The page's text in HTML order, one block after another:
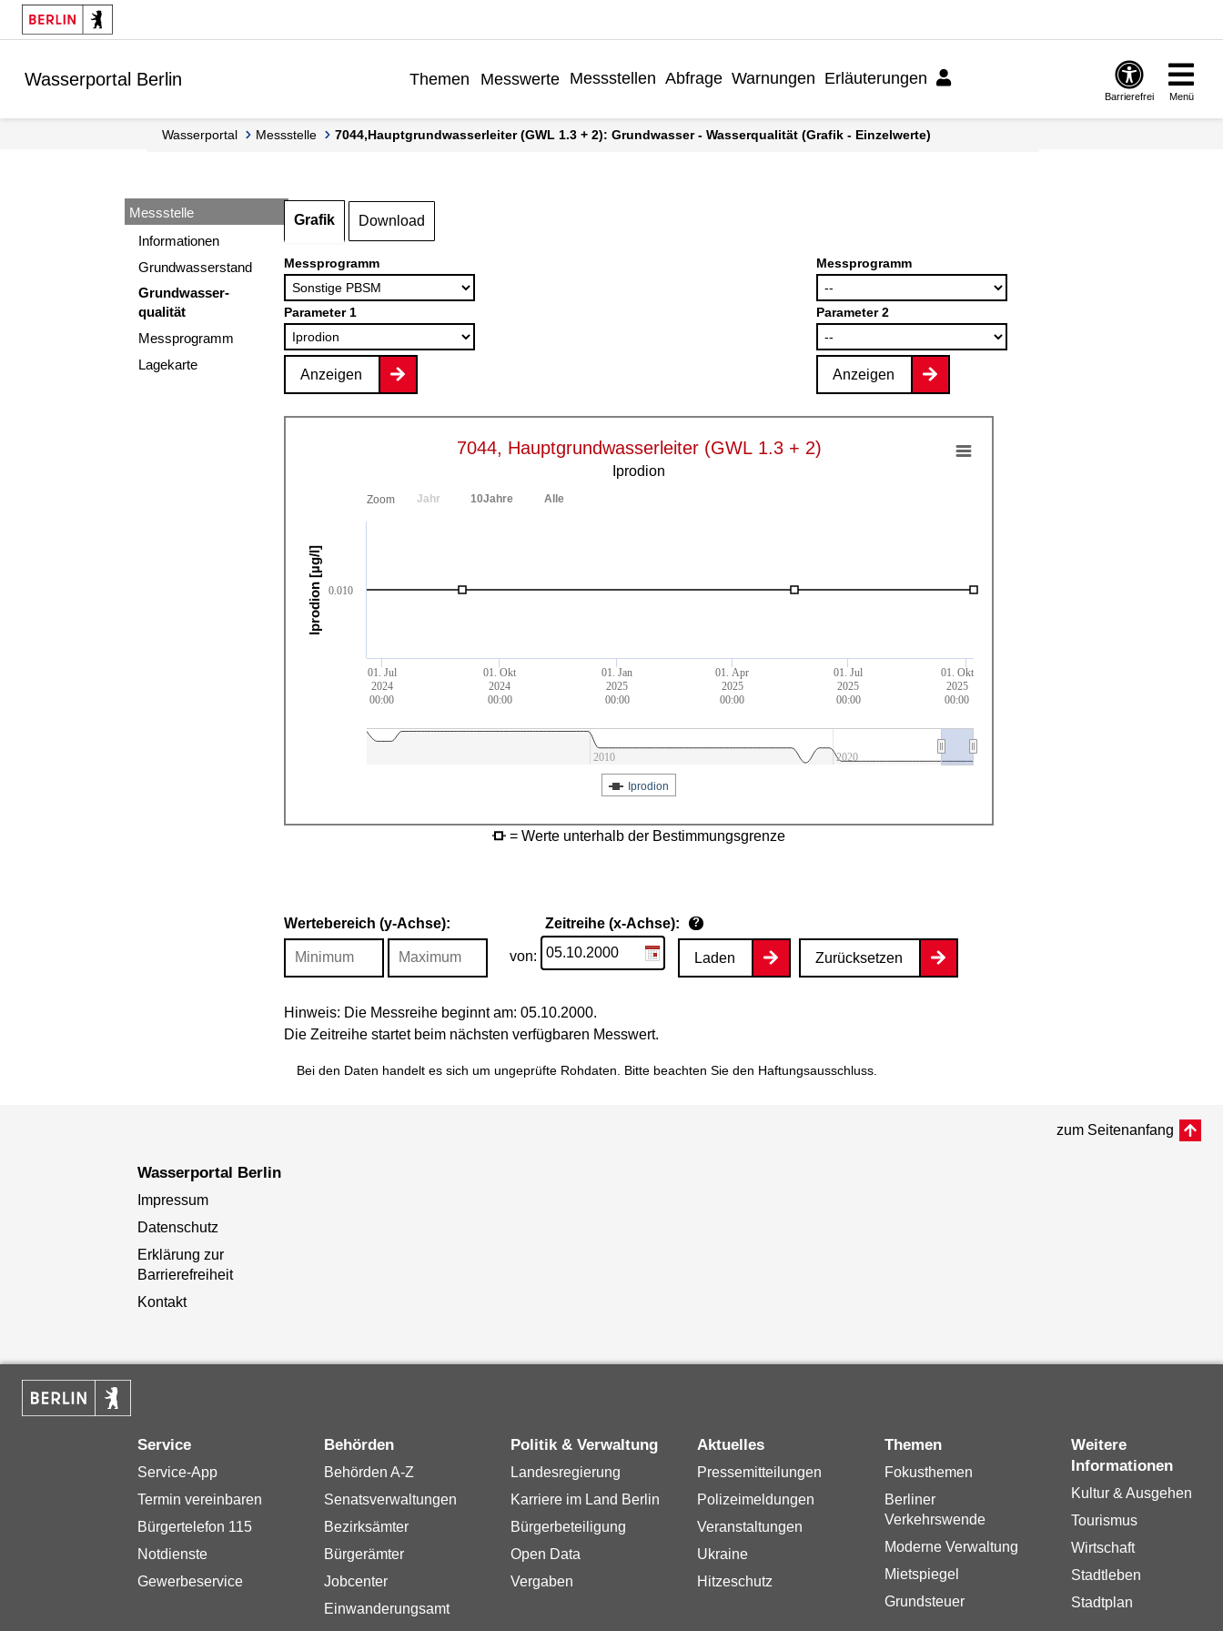
Springe zur Navigation
Springe zum Inhalt
Wasserportal Berlin Themen Messwerte Messstellen Abfrage Warnungen Erläuterungen
Barrierefrei Menü
Wasserportal Messstelle 7044,Hauptgrundwasserleiter (GWL 1.3 + 2): Grundwasser - Wasserqualität (Grafik - Einzelwerte)
Messstelle
Informationen
Grundwasserstand
Grundwasser-
qualität
Messprogramm
Lagekarte
Grafik Download
Messprogramm
Parameter 1
Anzeigen
Messprogramm
Parameter 2
Anzeigen
Iprodion [µg/l]
7044, Hauptgrundwasserleiter (GWL 1.3 + 2)
Iprodion
01. Jul
2024
00:00
01. Jan
2025
00:00
01. Jul
2025
00:00
01. Okt
2024
00:00
01. Apr
2025
00:00
01. Okt
2025
00:00
2010 2020
0.010
Zoom Jahr 10Jahre Alle
Iprodion
= Werte unterhalb der Bestimmungsgrenze
Wertebereich (y-Achse): Zeitreihe (x-Achse): ?
von: Laden Zurücksetzen
Hinweis: Die Messreihe beginnt am: 05.10.2000.
Die Zeitreihe startet beim nächsten verfügbaren Messwert.
Bei den Daten handelt es sich um ungeprüfte Rohdaten. Bitte beachten Sie den Haftungsausschluss.
zum Seitenanfang
Wasserportal Berlin
Impressum
Datenschutz
Erklärung zur
Barrierefreiheit
Kontakt
Service
Service-App
Termin vereinbaren
Bürgertelefon 115
Notdienste
Gewerbeservice
Behörden
Behörden A-Z
Senatsverwaltungen
Bezirksämter
Bürgerämter
Jobcenter
Einwanderungsamt
Politik & Verwaltung
Landesregierung
Karriere im Land Berlin
Bürgerbeteiligung
Open Data
Vergaben
Aktuelles
Pressemitteilungen
Polizeimeldungen
Veranstaltungen
Ukraine
Hitzeschutz
Themen
Fokusthemen
Berliner
Verkehrswende
Moderne Verwaltung
Mietspiegel
Grundsteuer
Weitere
Informationen
Kultur & Ausgehen
Tourismus
Wirtschaft
Stadtleben
Stadtplan